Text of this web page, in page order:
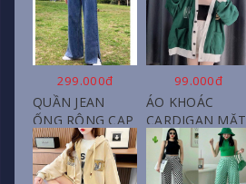
299.000đ
QUẦN JEAN
ỐNG RỘNG CẠP
CAO, DÀI XẺ
GẤU PHONG
CÁCH J6
99.000đ
ÁO KHOÁC
CARDIGAN MẶT
CƯỜI NỮ CHẤT
NỈ COTTON